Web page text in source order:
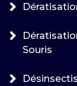
Souris